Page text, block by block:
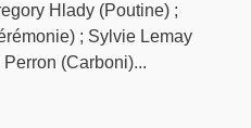
Hlady (Poutine) ;
; Sylvie Lemay
(Carboni)...